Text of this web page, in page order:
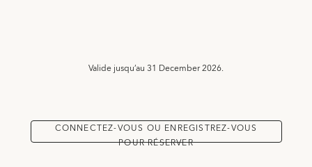
Valide jusqu’au31 December 2026.
CONNECTEZ-VOUS OU ENREGISTREZ-VOUS
POUR RÉSERVER